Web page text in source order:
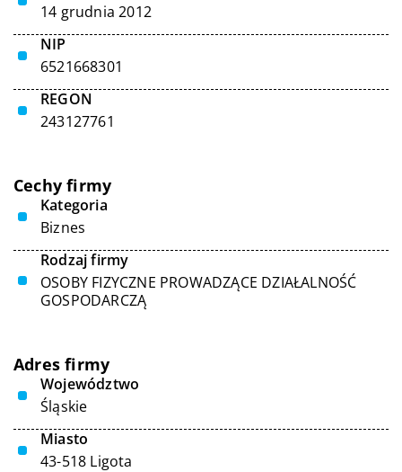
14 grudnia 2012
NIP
6521668301
REGON
243127761
Cechy firmy
Kategoria
Biznes
Rodzaj firmy
OSOBY FIZYCZNE PROWADZĄCE DZIAŁALNOŚĆ
GOSPODARCZĄ
Adres firmy
Województwo
Śląskie
Miasto
43-518 Ligota